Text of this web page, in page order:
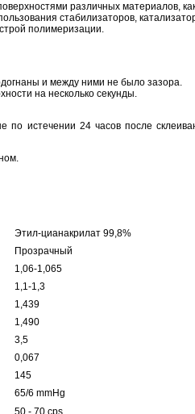
различных материалов,
стабилизаторов,
полимеризации.
и между ними не было зазора.
на несколько секунды.
истечении 24 часов после
Этил-цианакрилат 99,8%
Прозрачный
1,06-1,065
1,1-1,3
1,439
1,490
3,5
0,067
145
65/6 mmHg
50 - 70 cps